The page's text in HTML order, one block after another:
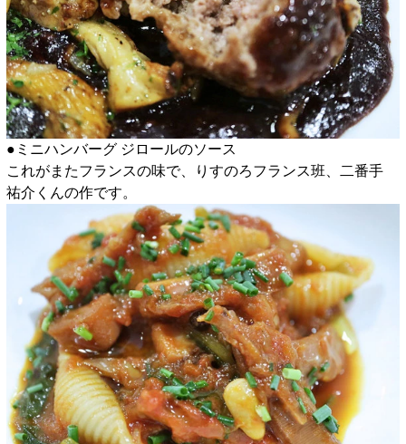
●ミニハンバーグ ジロールのソース
これがまたフランスの味で、りすのろフランス班、二番手
祐介くんの作です。